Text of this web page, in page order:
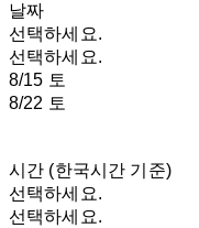
날짜
선택하세요.
선택하세요.
8/15 토
8/22 토
시간 (한국시간 기준)
선택하세요.
선택하세요.